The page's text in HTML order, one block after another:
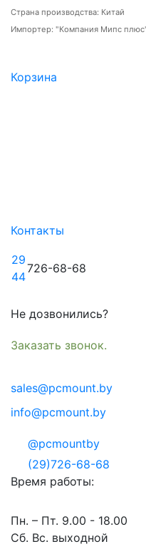
Корзина
Контакты
29
44
726-68-68
Не дозвонились?
Заказать звонок.
sales@pcmount.by
info@pcmount.by
@pcmountby
(29)726-68-68
Время работы:
Пн. – Пт. 9.00 - 18.00
Сб. Вс. выходной
Страна производства: Китай
Импортер: "Компания Мипс